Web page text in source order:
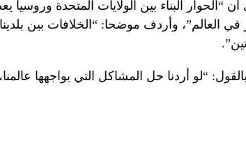
“الحوار البناء بين الولايات المتحدة
في العالم”، وأردف موضحا: “الخلافات بين
“لو أردنا حل المشاكل التي يواجهها